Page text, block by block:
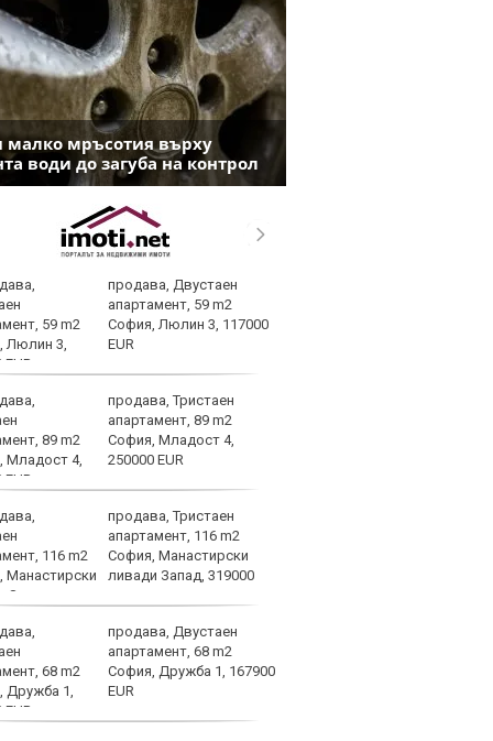
малко мръсотия върху
води до загуба на контрол
продава, Двустаен
апартамент, 59 m2
София, Люлин 3, 117000
EUR
продава, Тристаен
апартамент, 89 m2
София, Младост 4,
250000 EUR
продава, Тристаен
апартамент, 116 m2
София, Манастирски
ливади Запад, 319000
продава, Двустаен
апартамент, 68 m2
София, Дружба 1, 167900
EUR